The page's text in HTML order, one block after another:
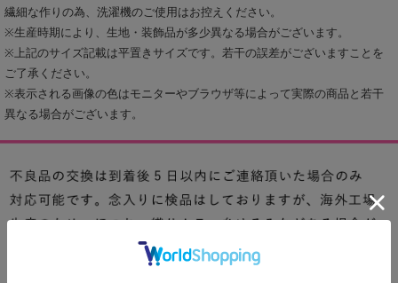
繊細な作りの為、洗濯機のご使用はお控えください。
※生産時期により、生地・装飾品が多少異なる場合がございます。
※上記のサイズ記載は平置きサイズです。若干の誤差がございますことを
ご了承ください。
※表示される画像の色はモニターやブラウザ等によって実際の商品と若干
異なる場合がございます。